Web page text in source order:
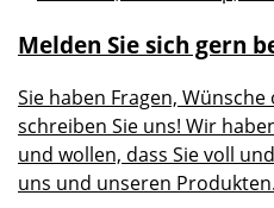
Melden Sie sich gern
Sie haben Fragen,
schreiben Sie uns! Wir
und wollen, dass Sie voll
uns und unseren Produkten.